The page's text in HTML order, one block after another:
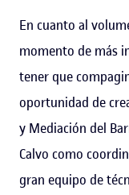
En cuanto al
momento de más
tener que
oportunidad de
y Mediación del
Calvo como
gran equipo de